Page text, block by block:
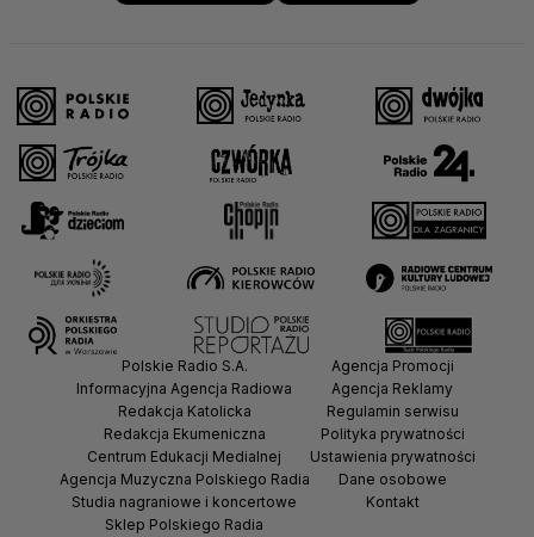
Polskie Radio S.A.
Informacyjna Agencja Radiowa
Redakcja Katolicka
Redakcja Ekumeniczna
Centrum Edukacji Medialnej
Agencja Muzyczna Polskiego Radia
Studia nagraniowe i koncertowe
Sklep Polskiego Radia
Agencja Promocji
Agencja Reklamy
Regulamin serwisu
Polityka prywatności
Ustawienia prywatności
Dane osobowe
Kontakt